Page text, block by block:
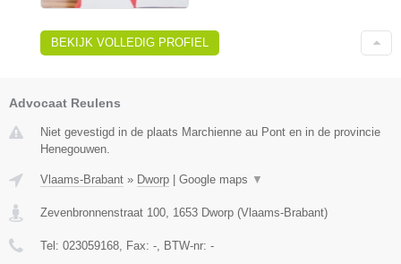
BEKIJK VOLLEDIG PROFIEL
Advocaat Reulens
Niet gevestigd in de plaats Marchienne au Pont en in de provincie
Henegouwen.
Vlaams-Brabant » Dworp Google maps ▼
Zevenbronnenstraat 100 1653 Dworp (Vlaams-Brabant)
Tel: 023059168 , Fax: - , BTW-nr: -